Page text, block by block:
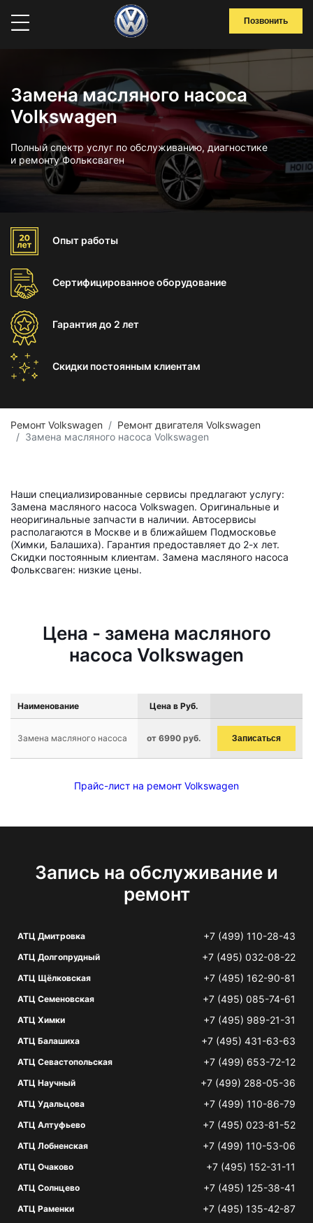
Позвонить
Замена масляного насоса
Volkswagen
Полный спектр услуг по обслуживанию, диагностике
и ремонту Фольксваген
Опыт работы
Сертифицированноеоборудование
Гарантиядо 2 лет
Скидки постоянным клиентам
Ремонт Volkswagen
Ремонт двигателя Volkswagen
Замена масляного насоса Volkswagen
Наши специализированные сервисы предлагают услугу:
Замена масляного насоса Volkswagen. Оригинальные и
неоригинальные запчасти в наличии. Автосервисы
располагаются в Москве и в ближайшем Подмосковье
(Химки, Балашиха). Гарантия предоставляет до 2-х лет.
Скидки постоянным клиентам. Замена масляного насоса
Фольксваген: низкие цены.
Цена - замена масляного
насоса Volkswagen
Наименование Цена в Руб.
Замена масляного насоса от 6990 руб. Записаться
Прайс-лист на ремонт Volkswagen
Запись на обслуживание и
ремонт
АТЦ Дмитровка +7 (499) 110-28-43
АТЦ Долгопрудный +7 (495) 032-08-22
АТЦ Щёлковская +7 (495) 162-90-81
АТЦ Семеновская +7 (495) 085-74-61
АТЦ Химки +7 (495) 989-21-31
АТЦ Балашиха +7 (495) 431-63-63
АТЦ Севастопольская +7 (499) 653-72-12
АТЦ Научный +7 (499) 288-05-36
АТЦ Удальцова +7 (499) 110-86-79
АТЦ Алтуфьево +7 (495) 023-81-52
АТЦ Лобненская +7 (499) 110-53-06
АТЦ Очаково +7 (495) 152-31-11
АТЦ Солнцево +7 (495) 125-38-41
АТЦ Раменки +7 (495) 135-42-87